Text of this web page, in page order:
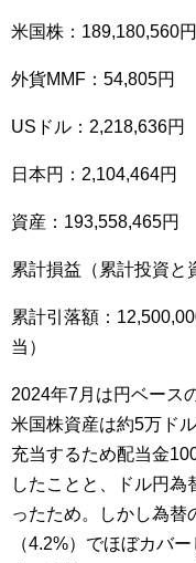
米国株：189,180,560円
外貨MMF：54,805円
USドル：2,218,636円
日本円：2,104,464円
資産：193,558,465円
累計損益（累計投資と
累計引落額：
当）
2024年7月は円ベース
米国株資産は約5万ド
充当するため配当金
したことと、ドル円為
ったため。しかし為替
（4.2%）でほぼカバ